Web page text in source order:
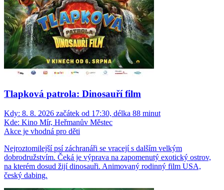
Tlapková patrola: Dinosauří film
Kdy: 8. 8. 2026 začátek od 17:30, délka 88 minut
Kde: Kino Mír, Heřmanův Městec
Akce je vhodná pro děti
Nejroztomilejší psí záchranáři se vracejí s dalším velkým
dobrodružstvím. Čeká je výprava na zapomenutý exotický ostrov,
na kterém dosud žijí dinosauři. Animovaný rodinný film USA,
český dabing.